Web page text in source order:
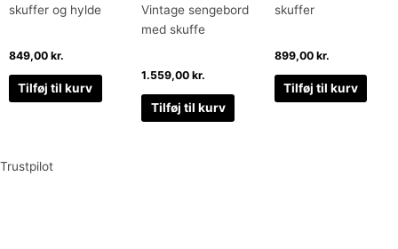
skuffer og hylde
849,00 kr.
Tilføj til kurv
Vintage sengebord
med skuffe
1.559,00kr.
Tilføj til kurv
skuffer
899,00 kr.
Tilføj til kurv
Trustpilot